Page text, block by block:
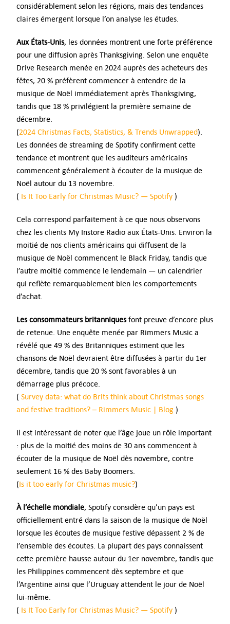
considérablement selon les régions, mais des tendances
claires émergent lorsque l’on analyse les études.
Aux États-Unis, les données montrent une forte préférence
pour une diffusion après Thanksgiving. Selon une enquête
Drive Research menée en 2024 auprès des acheteurs des
fêtes, 20 % préfèrent commencer à entendre de la
musique de Noël immédiatement après Thanksgiving,
tandis que 18 % privilégient la première semaine de
décembre.
(2024 Christmas Facts, Statistics, & Trends Unwrapped).
Les données de streaming de Spotify confirment cette
tendance et montrent que les auditeurs américains
commencent généralement à écouter de la musique de
Noël autour du 13 novembre.
( Is It Too Early for Christmas Music? — Spotify)
Cela correspond parfaitement à ce que nous observons
chez les clients My Instore Radio aux États-Unis. Environ la
moitié de nos clients américains qui diffusent de la
musique de Noël commencent le Black Friday, tandis que
l’autre moitié commence le lendemain — un calendrier
qui reflète remarquablement bien les comportements
d’achat.
Les consommateurs britanniquesfont preuve d’encore plus
de retenue. Une enquête menée par Rimmers Music a
révélé que 49 % des Britanniques estiment que les
chansons de Noël devraient être diffusées à partir du 1er
décembre, tandis que 20 % sont favorables à un
démarrage plus précoce.
( Survey data: what do Brits think about Christmas songs
and festive traditions? – Rimmers Music | Blog )
Il est intéressant de noter que l’âge joue un rôle important
: plus de la moitié des moins de 30 ans commencent à
écouter de la musique de Noël dès novembre, contre
seulement 16 % des Baby Boomers.
(Is it too early for Christmas music?)
À l’échelle mondiale, Spotify considère qu’un pays est
officiellement entré dans la saison de la musique de Noël
lorsque les écoutes de musique festive dépassent 2 % de
l’ensemble des écoutes. La plupart des pays connaissent
cette première hausse autour du 1er novembre, tandis que
les Philippines commencent dès septembre et que
l’Argentine ainsi que l’Uruguay attendent le jour de Noël
lui-même.
( Is It Too Early for Christmas Music? — Spotify)